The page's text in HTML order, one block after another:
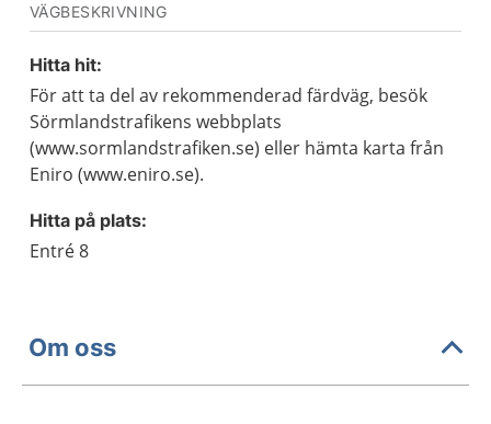
VÄGBESKRIVNING
Hitta hit:
För att ta del av rekommenderad färdväg, besök
Sörmlandstrafikens webbplats
(www.sormlandstrafiken.se) eller hämta karta från
Eniro (www.eniro.se).
Hitta på plats:
Entré 8
Om oss